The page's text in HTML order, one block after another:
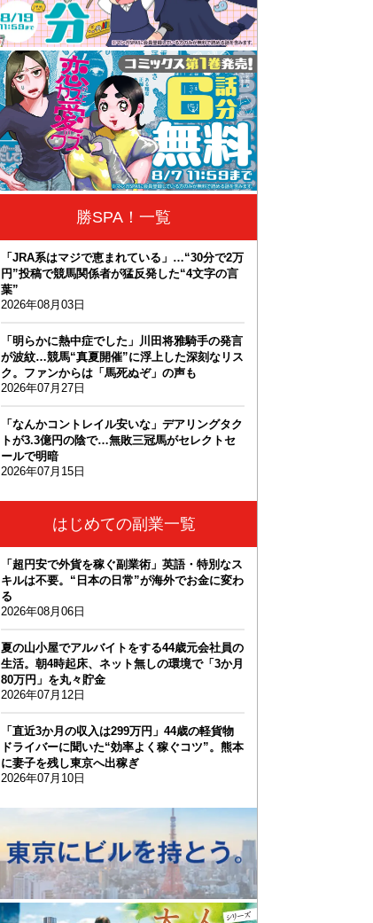
勝SPA！一覧
「JRA系はマジで恵まれている」…“30分で2万
円”投稿で競馬関係者が猛反発した“4文字の言
葉”
2026年08月03日
「明らかに熱中症でした」川田将雅騎手の発言
が波紋…競馬“真夏開催”に浮上した深刻なリス
ク。ファンからは「馬死ぬぞ」の声も
2026年07月27日
「なんかコントレイル安いな」デアリングタク
トが3.3億円の陰で…無敗三冠馬がセレクトセ
ールで明暗
2026年07月15日
はじめての副業一覧
「超円安で外貨を稼ぐ副業術」英語・特別なス
キルは不要。“日本の日常”が海外でお金に変わ
る
2026年08月06日
夏の山小屋でアルバイトをする44歳元会社員の
生活。朝4時起床、ネット無しの環境で「3か月
80万円」を丸々貯金
2026年07月12日
「直近3か月の収入は299万円」44歳の軽貨物
ドライバーに聞いた“効率よく稼ぐコツ”。熊本
に妻子を残し東京へ出稼ぎ
2026年07月10日